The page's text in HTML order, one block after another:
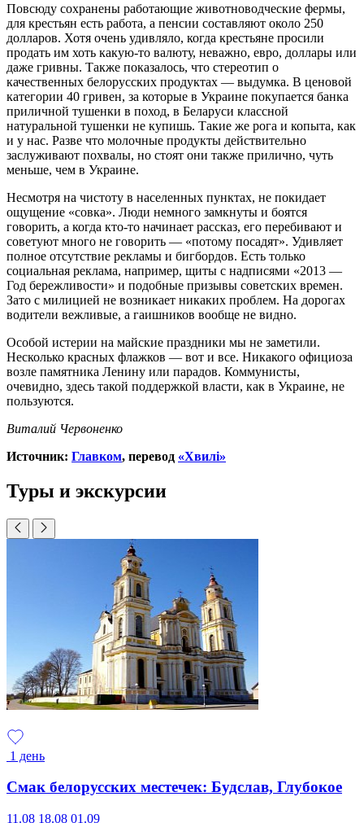
Повсюду сохранены работающие животноводческие фермы,
для крестьян есть работа, а пенсии составляют около 250
долларов. Хотя очень удивляло, когда крестьяне просили
продать им хоть какую-то валюту, неважно, евро, доллары или
даже гривны. Также показалось, что стереотип о
качественных белорусских продуктах — выдумка. В ценовой
категории 40 гривен, за которые в Украине покупается банка
приличной тушенки в поход, в Беларуси классной
натуральной тушенки не купишь. Такие же рога и копыта, как
и у нас. Разве что молочные продукты действительно
заслуживают похвалы, но стоят они также прилично, чуть
меньше, чем в Украине.
Несмотря на чистоту в населенных пунктах, не покидает
ощущение «совка». Люди немного замкнуты и боятся
говорить, а когда кто-то начинает рассказ, его перебивают и
советуют много не говорить — «потому посадят». Удивляет
полное отсутствие рекламы и бигбордов. Есть только
социальная реклама, например, щиты с надписями «2013 —
Год бережливости» и подобные призывы советских времен.
Зато с милицией не возникает никаких проблем. На дорогах
водители вежливые, а гаишников вообще не видно.
Особой истерии на майские праздники мы не заметили.
Несколько красных флажков — вот и все. Никакого официоза
возле памятника Ленину или парадов. Коммунисты,
очевидно, здесь такой поддержкой власти, как в Украине, не
пользуются.
Виталий Червоненко
Источник: Главком, перевод «Хвилі»
Туры и экскурсии
1 день
Смак белорусских местечек: Будслав, Глубокое
11.08 18.08 01.09